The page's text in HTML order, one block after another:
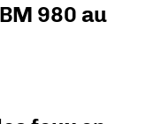
980 au